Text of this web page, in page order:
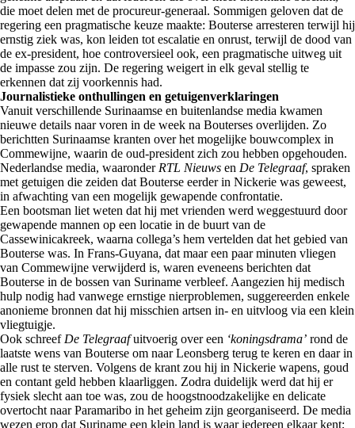
die moet delen met de procureur-generaal. Sommigen geloven dat de
regering een pragmatische keuze maakte: Bouterse arresteren terwijl hij
ernstig ziek was, kon leiden tot escalatie en onrust, terwijl de dood van
de ex-president, hoe controversieel ook, een pragmatische uitweg uit
de impasse zou zijn. De regering weigert in elk geval stellig te
erkennen dat zij voorkennis had.
Journalistieke onthullingen en getuigenverklaringen
Vanuit verschillende Surinaamse en buitenlandse media kwamen
nieuwe details naar voren in de week na Bouterses overlijden. Zo
berichtten Surinaamse kranten over het mogelijke bouwcomplex in
Commewijne, waarin de oud-president zich zou hebben opgehouden.
Nederlandse media, waaronder RTL Nieuws en De Telegraaf, spraken
met getuigen die zeiden dat Bouterse eerder in Nickerie was geweest,
in afwachting van een mogelijk gewapende confrontatie.
Een bootsman liet weten dat hij met vrienden werd weggestuurd door
gewapende mannen op een locatie in de buurt van de
Cassewinicakreek, waarna collega’s hem vertelden dat het gebied van
Bouterse was. In Frans-Guyana, dat maar een paar minuten vliegen
van Commewijne verwijderd is, waren eveneens berichten dat
Bouterse in de bossen van Suriname verbleef. Aangezien hij medisch
hulp nodig had vanwege ernstige nierproblemen, suggereerden enkele
anonieme bronnen dat hij misschien artsen in- en uitvloog via een klein
vliegtuigje.
Ook schreef De Telegraafuitvoerig over een ‘koningsdrama’ rond de
laatste wens van Bouterse om naar Leonsberg terug te keren en daar in
alle rust te sterven. Volgens de krant zou hij in Nickerie wapens, goud
en contant geld hebben klaarliggen. Zodra duidelijk werd dat hij er
fysiek slecht aan toe was, zou de hoogstnoodzakelijke en delicate
overtocht naar Paramaribo in het geheim zijn georganiseerd. De media
wezen erop dat Suriname een klein land is waar iedereen elkaar kent;